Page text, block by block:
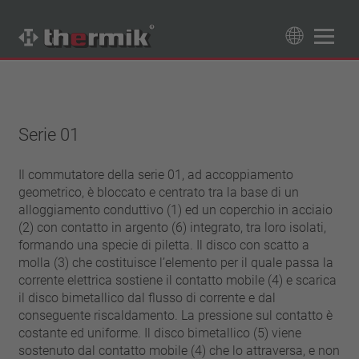
contatto di apertura
contatto di chiusura
Campo di temperatura
temperatura standard (60 – 200 °C)
alta temperatura (205 – 250 °C)
Classe di potenza
1,6 A – 7,5 A
4 A – 25 A
13,5 A – 42 A
25 A – 75 A
Resettaggio
ripristino automatico
aggancio (non ripristino automatico)
Isolamento
con isolamento
senza isolamento
Allacciamento
cavetto
Approvazioni
Serie 01
Il commutatore della serie 01, ad accoppiamento
geometrico, è bloccato e centrato tra la base di un
alloggiamento conduttivo (1) ed un coperchio in acciaio
(2) con contatto in argento (6) integrato, tra loro isolati,
formando una specie di piletta. Il disco con scatto a
molla (3) che costituisce l’elemento per il quale passa la
corrente elettrica sostiene il contatto mobile (4) e scarica
il disco bimetallico dal flusso di corrente e dal
conseguente riscaldamento. La pressione sul contatto è
costante ed uniforme. Il disco bimetallico (5) viene
sostenuto dal contatto mobile (4) che lo attraversa, e non